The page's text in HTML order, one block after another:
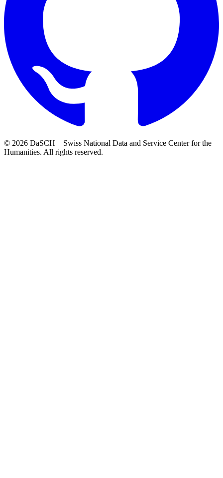
© 2026 DaSCH – Swiss National Data and Service Center for the
Humanities. All rights reserved.